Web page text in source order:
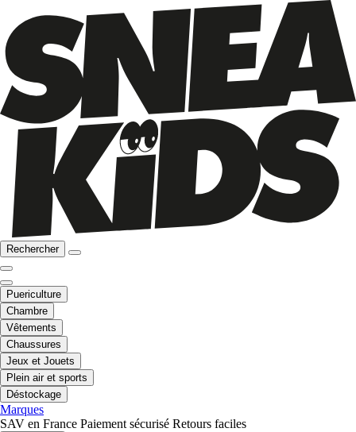
Rechercher
Puericulture
Chambre
Vêtements
Chaussures
Jeux et Jouets
Plein air et sports
Déstockage
Marques
SAV en France Paiement sécurisé Retours faciles